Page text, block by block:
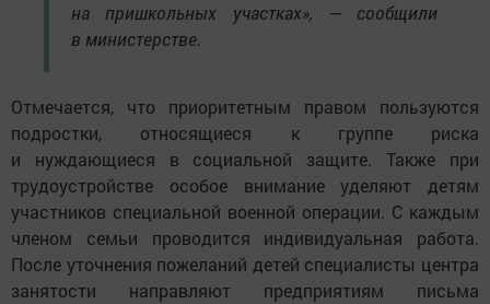
на пришкольных участках», — сообщили
в министерстве.
Отмечается, что приоритетным правом пользуются
подростки, относящиеся к группе риска
и нуждающиеся в социальной защите. Также при
трудоустройстве особое внимание уделяют детям
участников специальной военной операции. С каждым
членом семьи проводится индивидуальная работа.
После уточнения пожеланий детей специалисты центра
занятости направляют предприятиям письма